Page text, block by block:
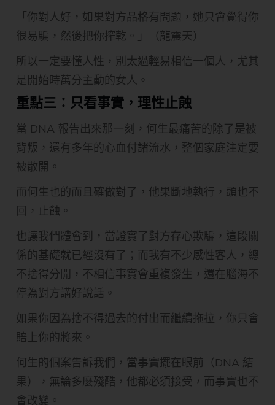
「你對人好，如果對方品格有問題，她只會覺得你
很易騙，然後把你搾乾。」（龍震天）
所以一定要懂人性，別太過輕易相信一個人，尤其
是開始時萬分主動的女人。
重點三：只看事實，理性止蝕
當 DNA 報告出來那一刻，何生最痛苦的除了是被
背叛，還有多年的心血付諸流水，整個家庭注定要
被散開。
而何生也的而且確做對了，他果斷地執行，頭也不
回，止蝕。
也讓我們體會到，當證實了對方存心欺騙，這段關
係的基礎就已經沒有了；而我有不少感性客人，總
不捨得分開，不相信事實會重複發生，還在腦海不
停為對方講好說話。
如果你因為捨不得過去的付出而繼續拖拉，你只會
賠上你的將來。
何生的個案告訴我們，當事實擺在眼前（DNA 結
果），無論多麼殘酷，他都必須接受，而事實也不
會改變。